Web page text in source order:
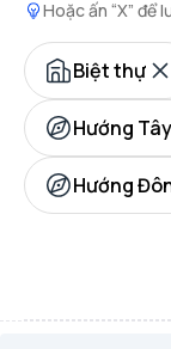
Hoặc ấn “X” để
Biệt thự
Hướng
Hướng